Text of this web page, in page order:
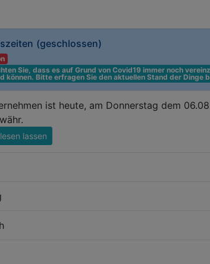
(geschlossen)
Sie, dass es auf Grund von Covid19 immer noch
können. Bitte erfragen Sie den aktuellen Stand der Dinge
ist heute, am Donnerstag dem
lassen